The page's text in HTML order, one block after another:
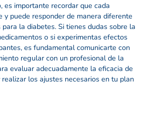
es importante recordar que cada
y puede responder de manera diferente
la diabetes. Si tienes dudas sobre la
o si experimentas efectos
es fundamental comunicarte con
regular con un profesional de la
evaluar adecuadamente la eficacia de
los ajustes necesarios en tu plan